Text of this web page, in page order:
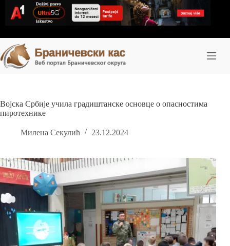
content
Војска Србије учила градиштанске основце о опасностима
пиротехнике
Милена Секулић 23.12.2024